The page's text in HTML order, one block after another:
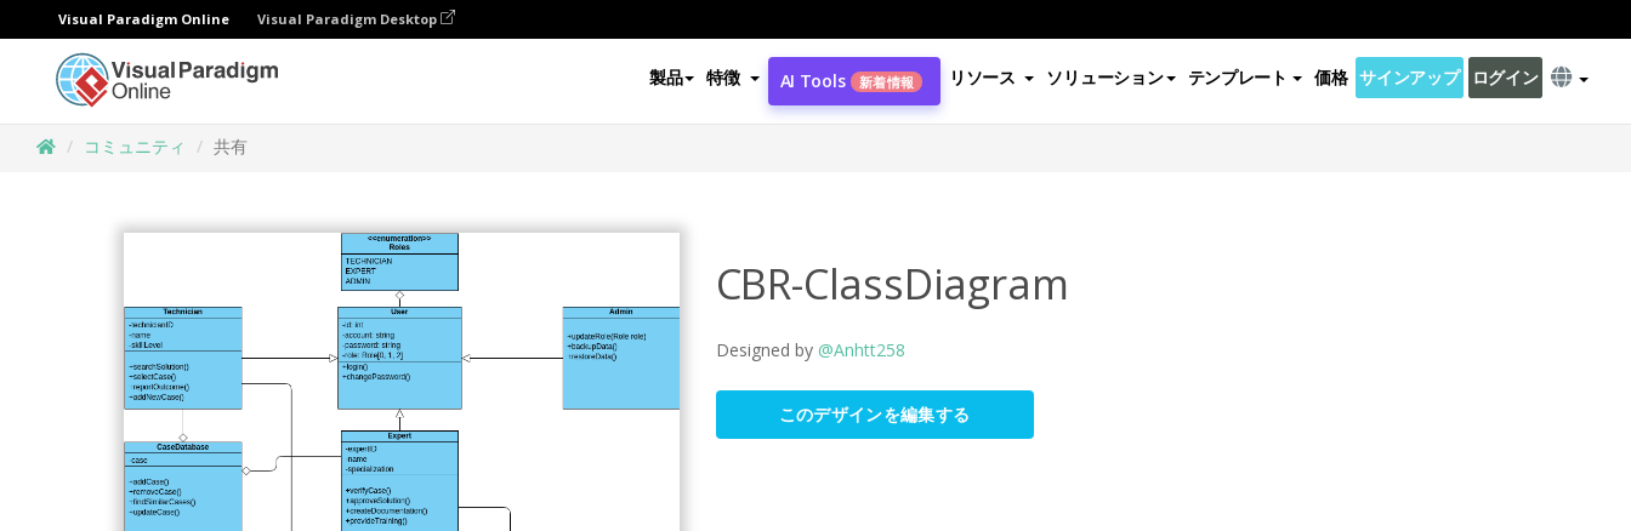
Visual Paradigm Online Visual Paradigm Desktop
製品 特徴 AI Tools 新着情報 リソース ソリューション テンプレート 価格 サインアップ ログイン
コミュニティ 共有
CBR-ClassDiagram
Designed by @Anhtt258
このデザインを編集する